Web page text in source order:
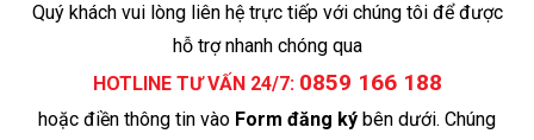
Quý khách vui lòng liên hệ trực tiếp với chúng tôi để được
hỗ trợ nhanh chóng qua
HOTLINE TƯ VẤN 24/7: 0859 166 188
hoặc điền thông tin vào Form đăng ký bên dưới. Chúng